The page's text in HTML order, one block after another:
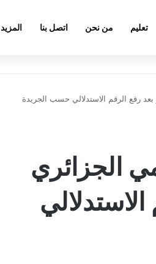
تعليم من نحن اتصل بنا المزيد
رفع الرقم الاستدلالي حسب الجريدة
الجزائري